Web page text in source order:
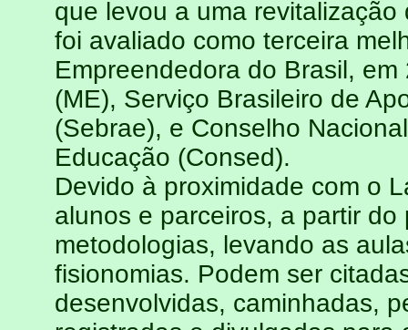
que levou a uma
foi avaliado como terceira
Empreendedora do Brasil,
(ME), Serviço Brasileiro de
(Sebrae), e Conselho
Educação (Consed).
Devido à proximidade com o
alunos e parceiros, a partir
metodologias, levando as
fisionomias. Podem ser
desenvolvidas, caminhadas,